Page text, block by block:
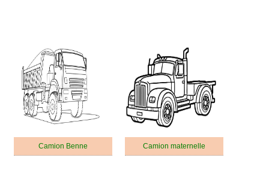
Camion Benne Camion maternelle